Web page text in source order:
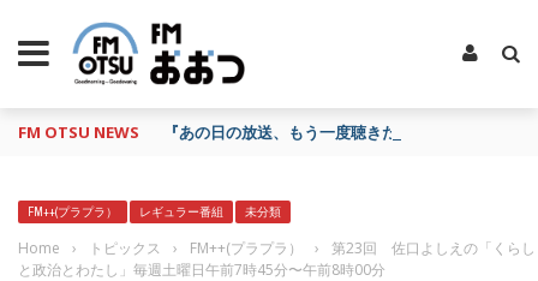
FM OTSU NEWS 『あの日の放送、もう一度聴きたいな…』にお応え
FM++(プラプラ） レギュラー番組 未分類
Home › トピックス › FM++(プラプラ） ›
第23回 佐口よしえの「くらし
と政治とわたし」毎週土曜日午前7時45分〜午前8時00分